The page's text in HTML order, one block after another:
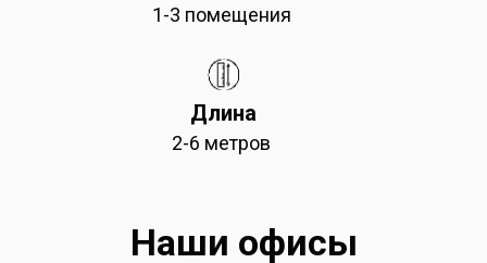
2-6 метров
Длина
1-3 помещения
Наши офисы